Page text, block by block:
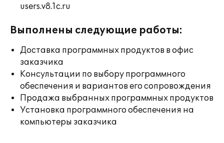
users.v8.1c.ru
Выполнены следующие работы:
Доставка программных продуктов в офис
заказчика
Консультации по выбору программного
обеспечения и вариантов его сопровождения
Продажа выбранных программных продуктов
Установка программного обеспечения на
компьютеры заказчика